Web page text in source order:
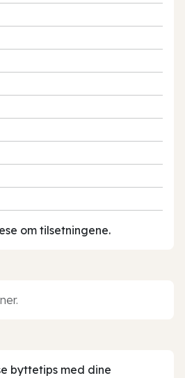
om tilsetningene.
byttetips med dine